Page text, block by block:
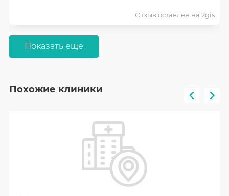
Отзыв оставлен на 2gis
Показать еще
Похожие клиники